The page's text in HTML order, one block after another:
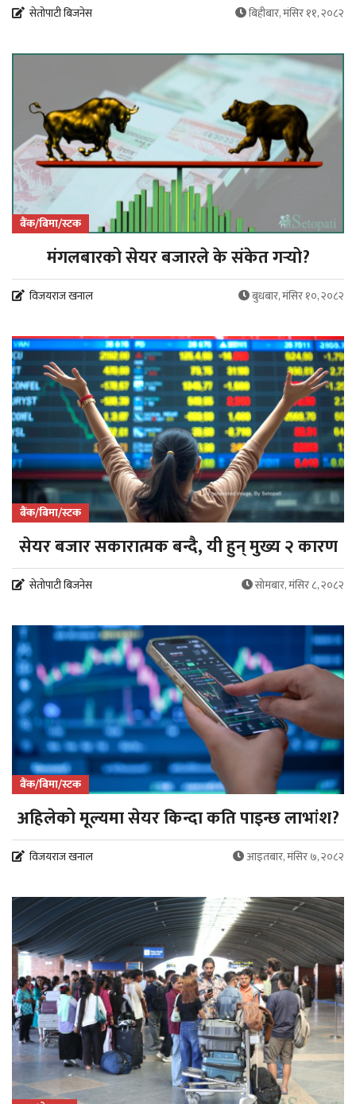
सेतोपाटी बिजनेस बिहीबार, मंसिर ११, २०८२
बैंक/बिमा/स्टक
मंगलबारको सेयर बजारले के संकेत गर्‍यो?
विजयराज खनाल बुधबार, मंसिर १०, २०८२
बैंक/बिमा/स्टक
सेयर बजार सकारात्मक बन्दै, यी हुन् मुख्य २ कारण
सेतोपाटी बिजनेस सोमबार, मंसिर ८, २०८२
बैंक/बिमा/स्टक
अहिलेको मूल्यमा सेयर किन्दा कति पाइन्छ लाभांश?
विजयराज खनाल आइतबार, मंसिर ७, २०८२